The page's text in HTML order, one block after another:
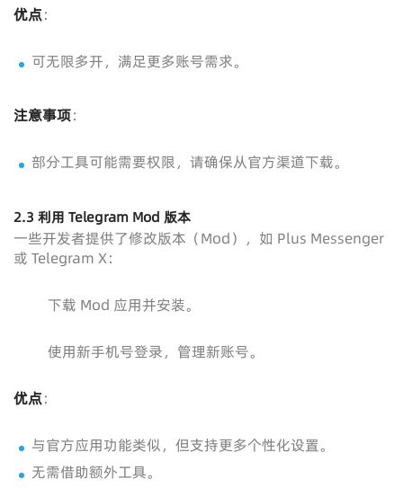
优点：
可无限多开，满足更多账号需求。
注意事项：
部分工具可能需要权限，请确保从官方渠道下载。
2.3 利用 Telegram Mod 版本
一些开发者提供了修改版本（Mod），如 Plus Messenger
或 Telegram X：
下载 Mod 应用并安装。
使用新手机号登录，管理新账号。
优点：
与官方应用功能类似，但支持更多个性化设置。
无需借助额外工具。